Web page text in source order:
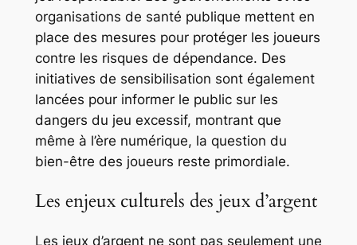
organisations de santé publique mettent en
place des mesures pour protéger les joueurs
contre les risques de dépendance. Des
initiatives de sensibilisation sont également
lancées pour informer le public sur les
dangers du jeu excessif, montrant que
même à l’ère numérique, la question du
bien-être des joueurs reste primordiale.
Les enjeux culturels des jeux d’argent
Les jeux d’argent ne sont pas seulement une